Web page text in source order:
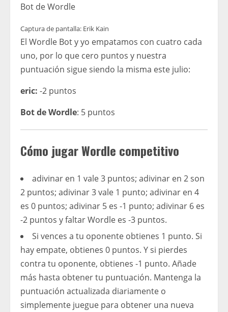
Bot de Wordle
Captura de pantalla: Erik Kain
El Wordle Bot y yo empatamos con cuatro cada
uno, por lo que cero puntos y nuestra
puntuación sigue siendo la misma este julio:
eric: -2 puntos
Bot de Wordle: 5 puntos
Cómo jugar Wordle competitivo
adivinar en 1 vale 3 puntos; adivinar en 2 son
2 puntos; adivinar 3 vale 1 punto; adivinar en 4
es 0 puntos; adivinar 5 es -1 punto; adivinar 6 es
-2 puntos y faltar Wordle es -3 puntos.
Si vences a tu oponente obtienes 1 punto. Si
hay empate, obtienes 0 puntos. Y si pierdes
contra tu oponente, obtienes -1 punto. Añade
más hasta obtener tu puntuación. Mantenga la
puntuación actualizada diariamente o
simplemente juegue para obtener una nueva